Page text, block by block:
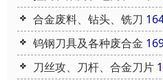
合金废料、钻头、铣刀
钨钢刀具及各种废合金
刀丝攻、刀杆、合金刀片